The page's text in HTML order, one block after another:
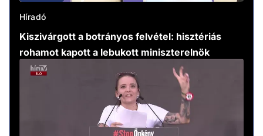
Híradó
Kiszivárgott a botrányos felvétel: hisztériás
rohamot kapott a lebukott miniszterelnök